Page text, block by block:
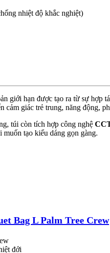
nhiệt độ khắc nghiệt)
giới hạn được tạo ra từ sự hợp
giác trẻ trung, năng động,
túi còn tích hợp công nghệ
tạo kiểu dáng gọn gàng.
Bag L Palm Tree Crew
đới